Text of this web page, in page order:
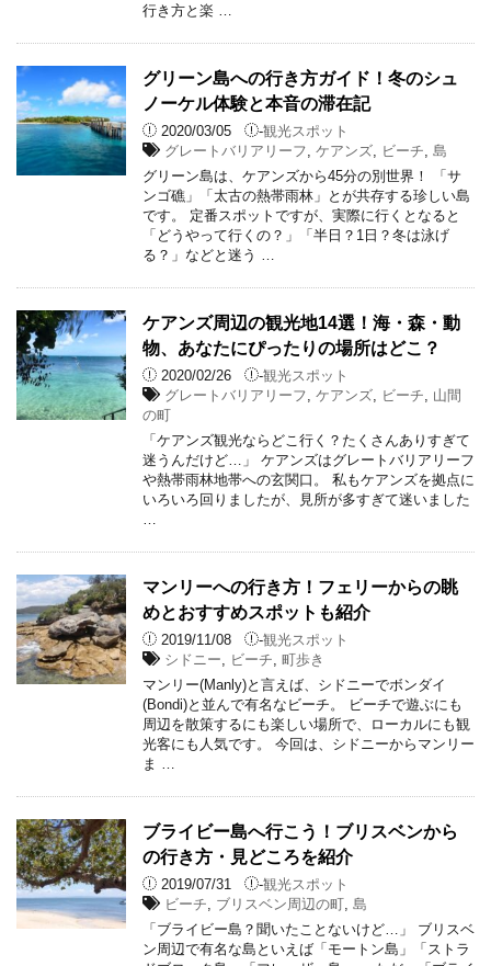
行き方と楽 …
グリーン島への行き方ガイド！冬のシュ
ノーケル体験と本音の滞在記
2020/03/05 -観光スポット
グレートバリアリーフ ,ケアンズ ビーチ ,島
グリーン島は、ケアンズから45分の別世界！ 「サ
ンゴ礁」「太古の熱帯雨林」とが共存する珍しい島
です。 定番スポットですが、実際に行くとなると
「どうやって行くの？」「半日？1日？冬は泳げ
る？」などと迷う …
ケアンズ周辺の観光地14選！海・森・動
物、あなたにぴったりの場所はどこ？
2020/02/26 -観光スポット
グレートバリアリーフ ,ケアンズ ビーチ
山間
の町
「ケアンズ観光ならどこ行く？たくさんありすぎて
迷うんだけど…」 ケアンズはグレートバリアリーフ
や熱帯雨林地帯への玄関口。 私もケアンズを拠点に
いろいろ回りましたが、見所が多すぎて迷いました
マンリーへの行き方！フェリーからの眺
めとおすすめスポットも紹介
2019/11/08 -観光スポット
シドニー
ビーチ ,町歩き
マンリー(Manly)と言えば、シドニーでボンダイ
(Bondi)と並んで有名なビーチ。 ビーチで遊ぶにも
周辺を散策するにも楽しい場所で、ローカルにも観
光客にも人気です。 今回は、シドニーからマンリー
ま …
ブライビー島へ行こう！ブリスベンから
の行き方・見どころを紹介
2019/07/31 -観光スポット
ビーチ
ブリスベン周辺の町 ,島
「ブライビー島？聞いたことないけど…」 ブリスベ
ン周辺で有名な島といえば「モートン島」「ストラ